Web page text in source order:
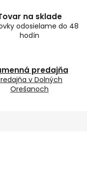
na sklade
odosielame do 48
hodín
predajňa
v Dolných
Orešanoch